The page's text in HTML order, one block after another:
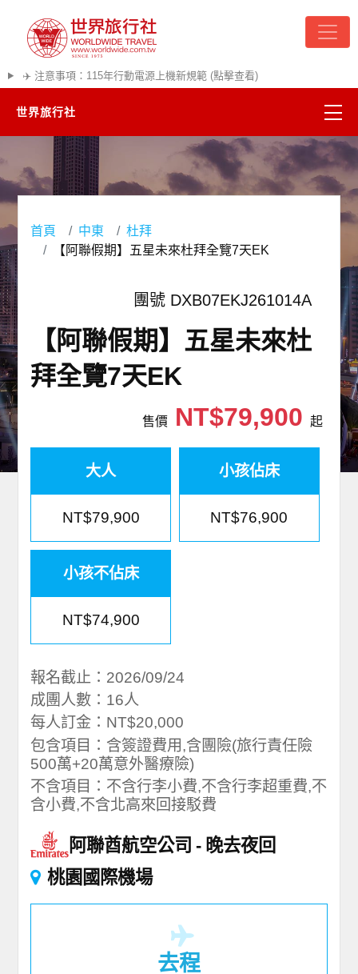
✈️ 注意事項：115年行動電源上機新規範 (點擊查看)
世界旅行社
精彩越南
熱門韓國
超夯日本
悠遊美加
遊輪河輪
世界臻旅
中東非洲
歐洲之旅
二人成行
首頁 中東
杜拜
【阿聯假期】五星未來杜拜全覽7天EK
團號 DXB07EKJ261014A
【阿聯假期】五星未來杜
拜全覽7天EK
售價NT$79,900 起
大人
NT$79,900
小孩佔床
NT$76,900
小孩不佔床
NT$74,900
報名截止：2026/09/24
成團人數：16人
每人訂金：NT$20,000
包含項目：含簽證費用,含團險(旅行責任險
500萬+20萬意外醫療險)
不含項目：不含行李小費,不含行李超重費,不
含小費,不含北高來回接駁費
阿聯酋航空公司
晚去夜回
桃園國際機場
去程